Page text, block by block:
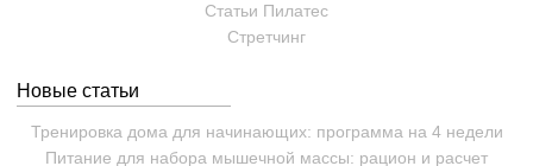
Статьи Пилатес
Cтретчинг
Новые статьи
Тренировка дома для начинающих: программа на 4 недели
Питание для набора мышечной массы: рацион и расчет